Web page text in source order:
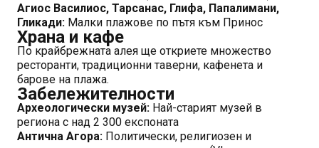
Агиос Василиос, Тарсанас, Глифа, Папалимани,
Гликади: Малки плажове по пътя към Принос
Храна и кафе
По крайбрежната алея ще откриете множество
ресторанти, традиционни таверни, кафенета и
барове на плажа.
Забележителности
Археологически музей: Най-старият музей в
региона с над 2 300 експоната
Антична Агора: Политически, религиозен и